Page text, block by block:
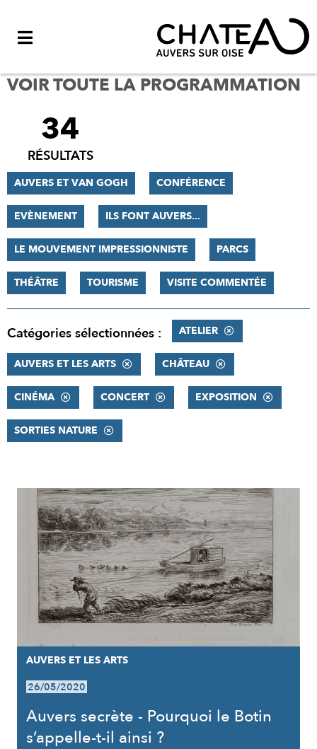
VOIR TOUTE LA PROGRAMMATION
FILTRER
RÉSULTATS
34
RÉSULTATS
AUVERS ET VAN GOGH CONFÉRENCE
EVÈNEMENT ILS FONT AUVERS...
LE MOUVEMENT IMPRESSIONNISTE PARCS
THÉÂTRE TOURISME VISITE COMMENTÉE
Catégories sélectionnées : ATELIER
AUVERS ET LES ARTS CHÂTEAU
CINÉMA CONCERT EXPOSITION
SORTIES NATURE
RÉSULTATS
AUVERS ET LES ARTS
26/05/2020
Auvers secrète - Pourquoi le Botin
s’appelle-t-il ainsi ?